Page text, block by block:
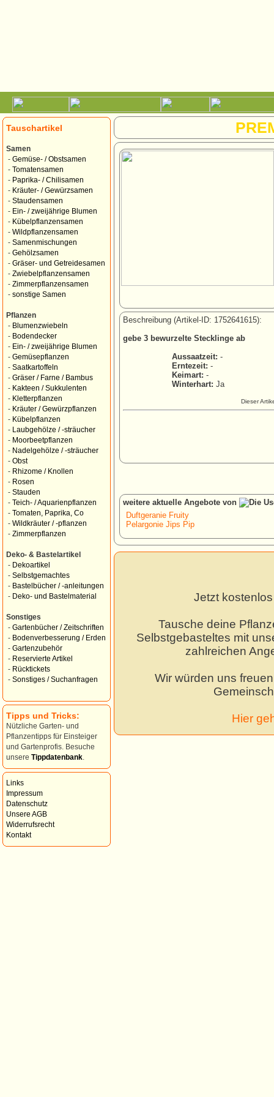
Tauschartikel
Samen
- Gemüse- / Obstsamen
- Tomatensamen
- Paprika- / Chilisamen
- Kräuter- / Gewürzsamen
- Staudensamen
- Ein- / zweijährige Blumen
- Kübelpflanzensamen
- Wildpflanzensamen
- Samenmischungen
- Gehölzsamen
- Gräser- und Getreidesamen
- Zwiebelpflanzensamen
- Zimmerpflanzensamen
- sonstige Samen
Pflanzen
- Blumenzwiebeln
- Bodendecker
- Ein- / zweijährige Blumen
- Gemüsepflanzen
- Saatkartoffeln
- Gräser / Farne / Bambus
- Kakteen / Sukkulenten
- Kletterpflanzen
- Kräuter / Gewürzpflanzen
- Kübelpflanzen
-
Laubgehölze / -sträucher
- Moorbeetpflanzen
- Nadelgehölze / -sträucher
- Obst
- Rhizome / Knollen
- Rosen
- Stauden
- Teich- / Aquarienpflanzen
- Tomaten, Paprika, Co
- Wildkräuter / -pflanzen
- Zimmerpflanzen
Deko- & Bastelartikel
- Dekoartikel
- Selbstgemachtes
- Bastelbücher / -anleitungen
- Deko- und Bastelmaterial
Sonstiges
- Gartenbücher / Zeitschriften
- Bodenverbesserung / Erden
- Gartenzubehör
- Reservierte Artikel
- Rücktickets
- Sonstiges / Suchanfragen
Tipps und Tricks:
Nützliche Garten- und
Pflanzentipps für Einsteiger
und Gartenprofis. Besuche
unsere Tippdatenbank
Links
Impressum
Datenschutz
Unsere AGB
Widerrufsrecht
Kontakt
Beschreibung (Artikel-ID: 1752641615):
gebe 3 bewurzelte Stecklinge ab
Aussaatzeit: -
Erntezeit: -
Keimart: -
Winterhart: Ja
Dieser
weitere aktuelle Angebote von
Duftgeranie Fruity
Pelargonie Jips Pip
Jetzt
Tausche deine
Selbstgebasteltes mit
zahlreichen
Wir würden uns
Hier